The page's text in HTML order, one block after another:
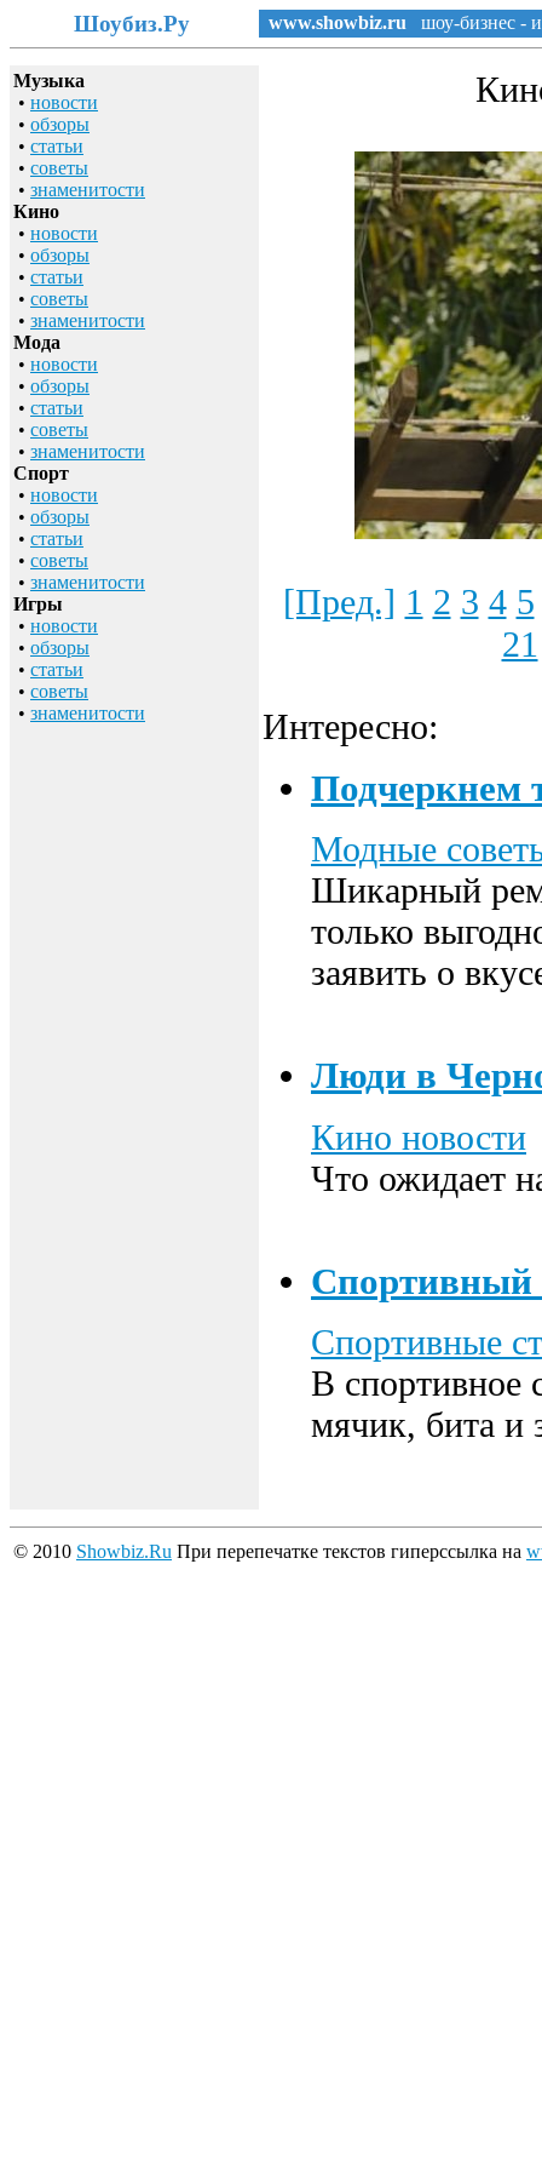
Шоубиз.Ру www.showbiz.ru шоу-бизнес -
Музыка
• новости
• обзоры
• статьи
• советы
• знаменитости
Кино
• новости
• обзоры
• статьи
• советы
• знаменитости
Мода
• новости
• обзоры
• статьи
• советы
• знаменитости
Спорт
• новости
• обзоры
• статьи
• советы
• знаменитости
Игры
• новости
• обзоры
• статьи
• советы
• знаменитости
[Пред.] 1 2 3 4 5
21
Интересно:
Подчеркнем
Модные
Шикарный
только
заявить о
Люди в
Кино новости
Что ожидает
Спортивный
Спортивные
В спортивное
мячик, бита и
© 2010 Showbiz.Ru При перепечатке текстов гиперссылка на